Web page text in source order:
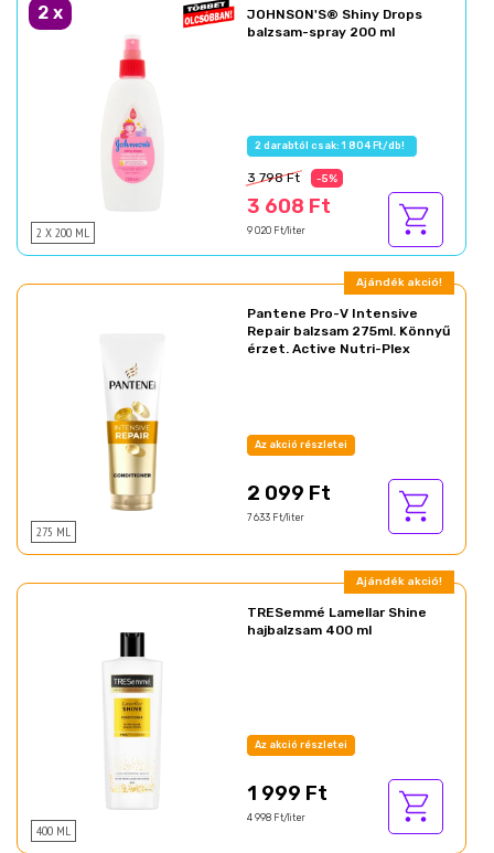
2 x
2 X 200 ML
JOHNSON'S® Shiny Drops
balzsam-spray 200 ml
2 darabtól csak: 1 804 Ft/db!
3 798 Ft -5%
3 608 Ft
9 020 Ft/liter
Ajándék akció!
275 ML
Pantene Pro-V Intensive
Repair balzsam 275ml. Könnyű
érzet. Active Nutri-Plex
Az akció részletei
2 099 Ft
7 633 Ft/liter
Ajándék akció!
400 ML
TRESemmé Lamellar Shine
hajbalzsam 400 ml
Az akció részletei
1 999 Ft
4 998 Ft/liter